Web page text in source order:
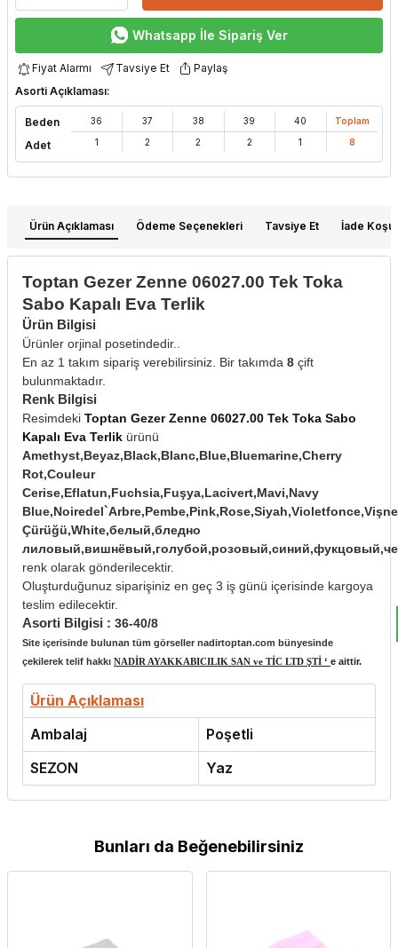
Whatsapp İle Sipariş Ver
Fiyat Alarmı Tavsiye Et
Paylaş
Asorti Açıklaması:
Beden
Adet
36
1
37
2
38
2
39
2
40
1
Toplam
8
Ürün Açıklaması Ödeme Seçenekleri Tavsiye Et İade
Toptan Gezer Zenne 06027.00 Tek Toka
Sabo Kapalı Eva Terlik
Ürün Bilgisi
Ürünler orjinal posetindedir..
En az 1 takım sipariş verebilirsiniz. Bir takımda 8 çift
bulunmaktadır.
Renk Bilgisi
Resimdeki Toptan Gezer Zenne 06027.00 Tek Toka Sabo
Kapalı Eva Terlik ürünü
Amethyst,Beyaz,Black,Blanc,Blue,Bluemarine,Cherry
Rot,Couleur
Cerise,Eflatun,Fuchsia,Fuşya,Lacivert,Mavi,Navy
Blue,Noiredel`Arbre,Pembe,Pink,Rose,Siyah,Violetfonce,Vişne
Çürüğü,White,белый,бледно
renk olarak gönderilecektir.
Oluşturduğunuz siparişiniz en geç 3 iş günü içerisinde kargoya
teslim edilecektir.
Asorti Bilgisi : 36-40/8
Site içerisinde bulunan tüm görseller nadirtoptan.com bünyesinde
çekilerek telif hakkı NADİR AYAKKABICILIK SAN ve TİC LTD ŞTİ ‘ e aittir.
Ürün Açıklaması
Ambalaj
Poşetli
SEZON
Yaz
Bunları da Beğenebilirsiniz